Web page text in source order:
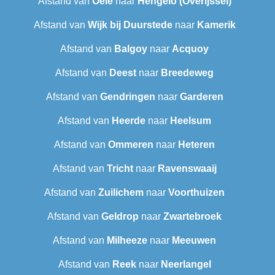
Afstand van Wijk bij Duurstedenaar Kamerik
Afstand van Balgoy naar Acquoy
Afstand van Deest naar Breedeweg
Afstand van Gendringen naar Garderen
Afstand van Heerde naar Heelsum
Afstand van Ommeren naar Heteren
Afstand van Trichtnaar Ravenswaaij
Afstand van Zuilichem naar Voorthuizen
Afstand van Geldrop naar Zwartebroek
Afstand van Milheeze naar Meeuwen
Afstand van Reeknaar Neerlangel